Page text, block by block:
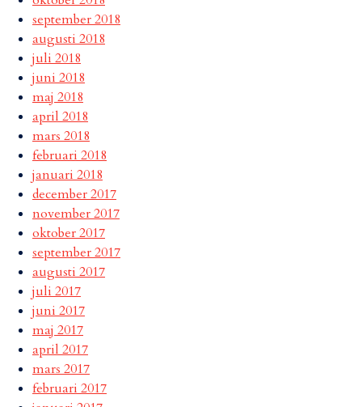
september 2018
augusti 2018
juli 2018
juni 2018
maj 2018
april 2018
mars 2018
februari 2018
januari 2018
december 2017
november 2017
oktober 2017
september 2017
augusti 2017
juli 2017
juni 2017
maj 2017
april 2017
mars 2017
februari 2017